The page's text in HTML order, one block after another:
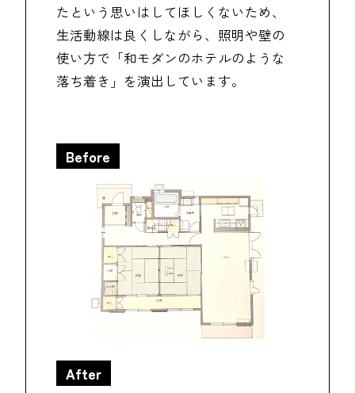
たという思いはしてほしくないため、
生活動線は良くしながら、照明や壁の
使い方で「和モダンのホテルのような
落ち着き」を演出しています。
Before
After